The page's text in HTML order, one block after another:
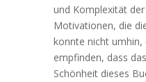
und Komplexität
Motivationen, die
konnte nicht umhin,
empfinden, dass
Schönheit dieses